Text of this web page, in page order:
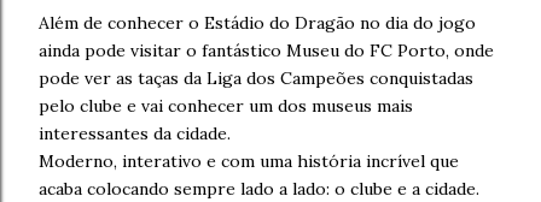
Além de conhecer o Estádio do Dragão no dia do jogo
ainda pode visitar o fantástico Museu do FC Porto, onde
pode ver as taças da Liga dos Campeões conquistadas
pelo clube e vai conhecer um dos museus mais
interessantes da cidade.
Moderno, interativo e com uma história incrível que
acaba colocando sempre lado a lado: o clube e a cidade.